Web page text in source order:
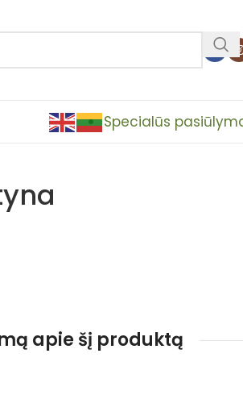
Specialūs
apie šį produktą